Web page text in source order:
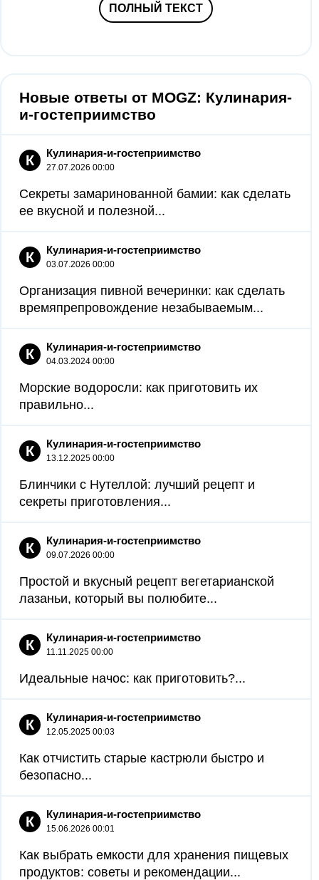
ПОЛНЫЙ ТЕКСТ
Новые ответы от MOGZ: Кулинария-
и-гостеприимство
К Кулинария-и-гостеприимство
27.07.2026 00:00
Секреты замаринованной бамии: как сделать
ее вкусной и полезной...
К Кулинария-и-гостеприимство
03.07.2026 00:00
Организация пивной вечеринки: как сделать
времяпрепровождение незабываемым...
К Кулинария-и-гостеприимство
04.03.2024 00:00
Морские водоросли: как приготовить их
правильно...
К Кулинария-и-гостеприимство
13.12.2025 00:00
Блинчики с Нутеллой: лучший рецепт и
секреты приготовления...
К Кулинария-и-гостеприимство
09.07.2026 00:00
Простой и вкусный рецепт вегетарианской
лазаньи, который вы полюбите...
К Кулинария-и-гостеприимство
11.11.2025 00:00
Идеальные начос: как приготовить?...
К Кулинария-и-гостеприимство
12.05.2025 00:03
Как отчистить старые кастрюли быстро и
безопасно...
К Кулинария-и-гостеприимство
15.06.2026 00:01
Как выбрать емкости для хранения пищевых
продуктов: советы и рекомендации...